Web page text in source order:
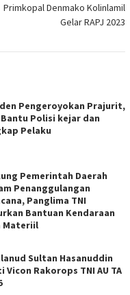
Primkopal Denmako Kolinlamil
Gelar RAPJ 2023
Pengeroyokan Prajurit,
Bantu Polisi kejar dan
Pelaku
Pemerintah Daerah
Penanggulangan
Panglima TNI
Bantuan Kendaraan
Materiil
Sultan Hasanuddin
Vicon Rakorops TNI AU TA